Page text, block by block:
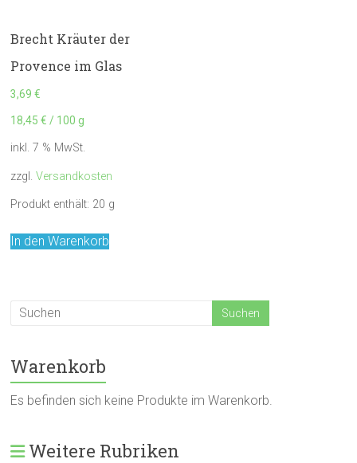
Brecht Kräuter der
Provence im Glas
3,69€
18,45€ / 100 g
inkl. 7 % MwSt.
zzgl.Versandkosten
Produkt enthält: 20 g
In den Warenkorb
Warenkorb
Es befinden sich keine Produkte im Warenkorb.
Weitere Rubriken